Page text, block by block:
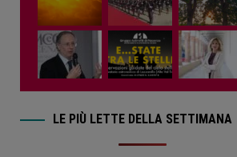
LE PIÙ LETTE DELLA SETTIMANA